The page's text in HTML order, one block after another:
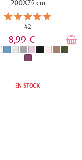
200X75 cm
42
8,99 €
EN STOCK